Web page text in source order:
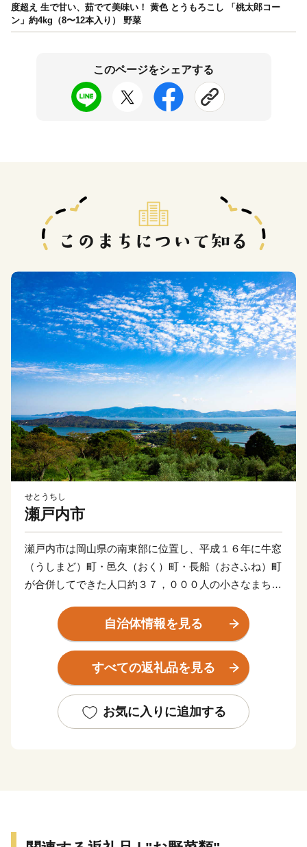
度超え 生で甘い、茹でて美味い！ 黄色 とうもろこし 「桃太郎コー
ン」約4kg（8〜12本入り） 野菜
このページをシェアする
せとうちし
瀬戸内市
瀬戸内市は岡山県の南東部に位置し、平成１６年に牛窓
（うしまど）町・邑久（おく）町・長船（おさふね）町
が合併してできた人口約３７，０００人の小さなまちで
江戸時代に朝鮮通信使の寄港地として栄えた古い街並み
が残る市南部の牛窓町は多くの観光客が訪れる風光明媚
な港町です。牛窓オリーブ園の高台から望む瀬戸内海の
しょう。
自治体情報を見る
すべての返礼品を見る
お気に入りに追加する